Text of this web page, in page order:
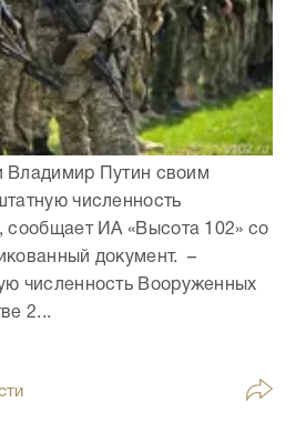
Владимир Путин своим
численность
сообщает ИА «Высота 102» со
документ. –
численность Вооруженных
2...